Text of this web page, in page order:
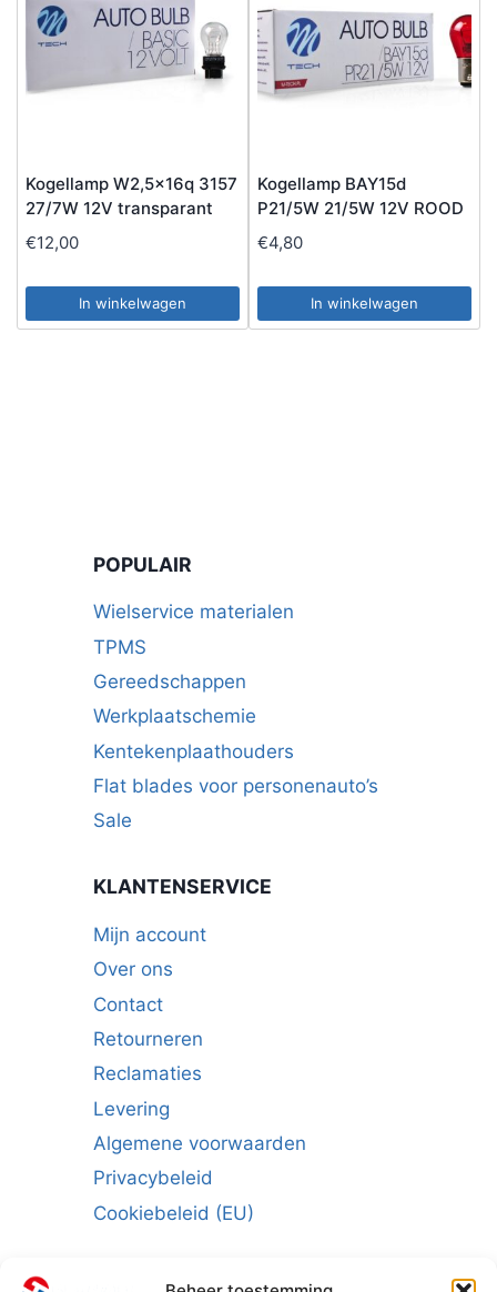
Kogellamp W2,5x16q 3157
27/7W 12V transparant
€12,00
In winkelwagen
Kogellamp BAY15d
P21/5W 21/5W 12V ROOD
€4,80
In winkelwagen
POPULAIR
Wielservice materialen
TPMS
Gereedschappen
Werkplaatschemie
Kentekenplaathouders
Flat blades voor personenauto’s
Sale
KLANTENSERVICE
Mijn account
Over ons
Contact
Retourneren
Reclamaties
Levering
Algemene voorwaarden
Privacybeleid
Cookiebeleid (EU)